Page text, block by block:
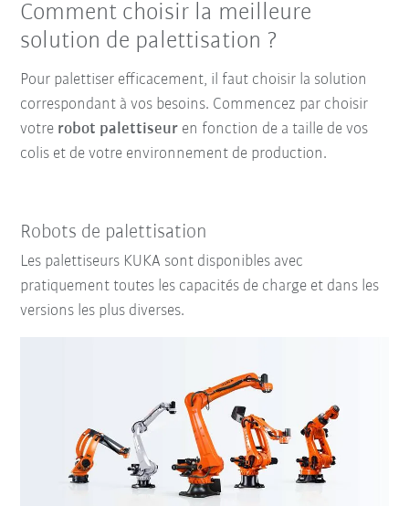
Comment choisir la meilleure
solution de palettisation ?
Pour palettiser efficacement, il faut choisir la solution
correspondant à vos besoins. Commencez par choisir
votre robot palettiseur en fonction de a taille de vos
colis et de votre environnement de production.
Robots de palettisation
Les palettiseurs KUKA sont disponibles avec
pratiquement toutes les capacités de charge et dans les
versions les plus diverses.